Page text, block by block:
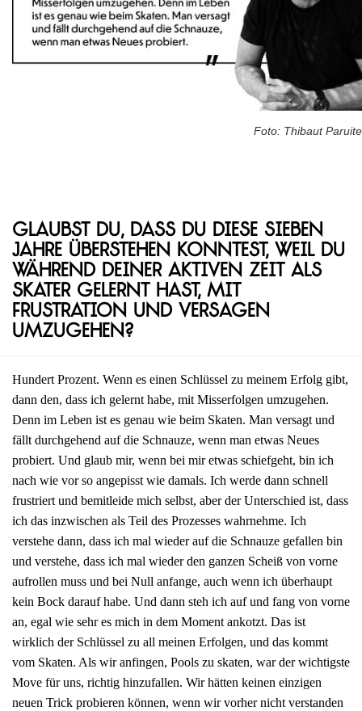
Foto: Thibaut Paruite
Glaubst du, dass du diese sieben
Jahre überstehen konntest, weil du
während deiner aktiven Zeit als
Skater gelernt hast, mit
Frustration und Versagen
umzugehen?
Hundert Prozent. Wenn es einen Schlüssel zu meinem Erfolg gibt,
dann den, dass ich gelernt habe, mit Misserfolgen umzugehen.
Denn im Leben ist es genau wie beim Skaten. Man versagt und
fällt durchgehend auf die Schnauze, wenn man etwas Neues
probiert. Und glaub mir, wenn bei mir etwas schiefgeht, bin ich
nach wie vor so angepisst wie damals. Ich werde dann schnell
frustriert und bemitleide mich selbst, aber der Unterschied ist, dass
ich das inzwischen als Teil des Prozesses wahrnehme. Ich
verstehe dann, dass ich mal wieder auf die Schnauze gefallen bin
und verstehe, dass ich mal wieder den ganzen Scheiß von vorne
aufrollen muss und bei Null anfange, auch wenn ich überhaupt
kein Bock darauf habe. Und dann steh ich auf und fang von vorne
an, egal wie sehr es mich in dem Moment ankotzt. Das ist
wirklich der Schlüssel zu all meinen Erfolgen, und das kommt
vom Skaten. Als wir anfingen, Pools zu skaten, war der wichtigste
Move für uns, richtig hinzufallen. Wir hätten keinen einzigen
neuen Trick probieren können, wenn wir vorher nicht verstanden